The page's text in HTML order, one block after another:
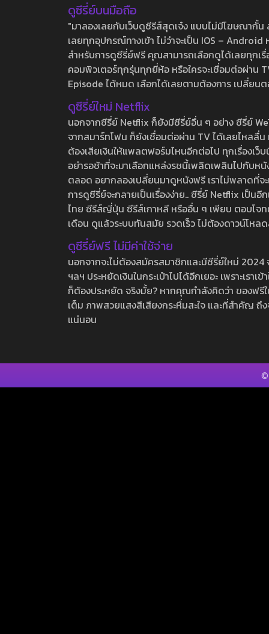
ดูซีรี่ย์บนมือถือ
"มาลองเลยกับเว็บดูซีรีส์สุดเจ๋ง แบบไม่มีโฆษณากั้
เลยทุกอุปกรณ์ทางเข้า ไม่ว่าจะเป็น IOS –
สำหรับการดูซีรี่ย์ฟรี คุณสามารถเลือกดูได้เลยทุกเ
คอมพิวเตอร์ทุกรุ่นทุกยี่ห้อ หรือใครจะเชื่อมต่อผ่าน
Episode ได้หมด เลือกได้เลยตามต้องการ เปลี่ยน
ดูซีรี่ย์ใหม่ Netflix
นอกจากซีรี่ย์ Netflix ก็ยังมีซีรี่ย์อื่น ๆ อย่าง ซีรี่ย์
จากสมาร์ทโฟน ก็ยังเชื่อมต่อผ่าน TV ได้เลยไหลลื่
ต้องเสียเงินให้แพลตฟอร์มไหนอีกต่อไป ทุกเรื่องเว็
อย่ารอช้าที่จะมาเลือกแหล่งรชนี้เพลิดเพลินไปกับห
ตลอด อยากลองเปลี่ยนมาดูหนังฟรี เราไม่พลาดที่
การดูซีรี่ย์จะกลายเป็นเรื่องง่าย.. ซีรี่ย์ Netflix เป็น
ไทย ซีรีส์ญี่ปุ่น ซีรีส์เกาหลี หรืออื่น ๆ เพียบ ตอบโจท
เดือน ดูแล้วระบบทันสมัย รวดเร็ว ไม่ต้องดาวน์โห
ดูซีรี่ย์ฟรี ไม่มีค่าใช้จ่าย
นอกจากจะไม่ต้องสมัครสมาชิกและมีซีรี่ย์ใหม่
ฯลฯ ประหยัดเงินในกระเป๋าไปได้อีกเยอะ เพราะเร
ก็ต้องประหยัด จริงมั้ย? หากคุณกำลังคิดว่า ของฟ
เต็ม ภาพสวยแสงสีเสียงกระหึ่มสะใจ และที่สำคัญ
แน่นอน
©